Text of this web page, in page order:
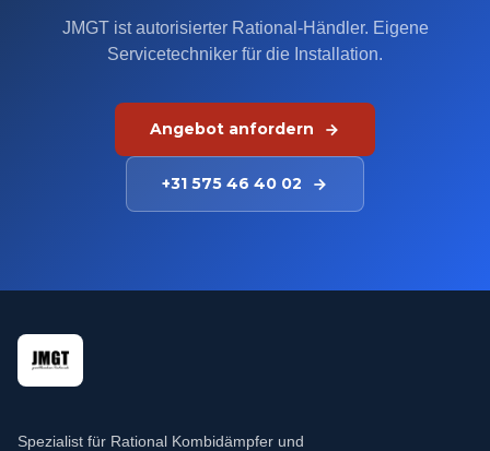
JMGT ist autorisierter Rational-Händler. Eigene
Servicetechniker für die Installation.
Angebot anfordern
+31 575 46 40 02
Spezialist für Rational Kombidämpfer und